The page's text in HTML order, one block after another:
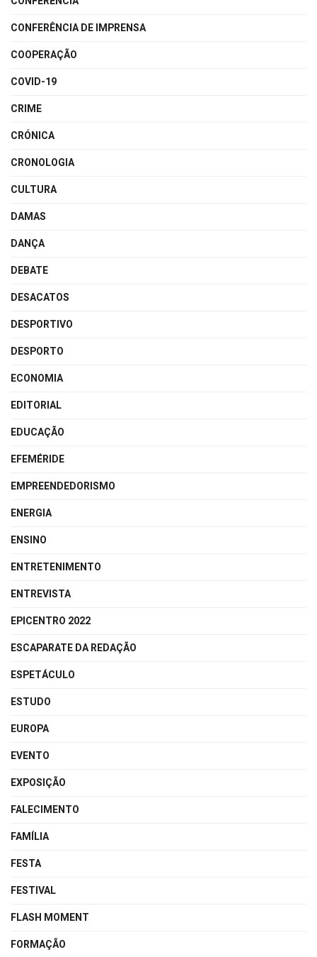
CONFERÊNCIA DE IMPRENSA
COOPERAÇÃO
COVID-19
CRIME
CRÓNICA
CRONOLOGIA
CULTURA
DAMAS
DANÇA
DEBATE
DESACATOS
DESPORTIVO
DESPORTO
ECONOMIA
EDITORIAL
EDUCAÇÃO
EFEMÉRIDE
EMPREENDEDORISMO
ENERGIA
ENSINO
ENTRETENIMENTO
ENTREVISTA
EPICENTRO 2022
ESCAPARATE DA REDAÇÃO
ESPETÁCULO
ESTUDO
EUROPA
EVENTO
EXPOSIÇÃO
FALECIMENTO
FAMÍLIA
FESTA
FESTIVAL
FLASH MOMENT
FORMAÇÃO